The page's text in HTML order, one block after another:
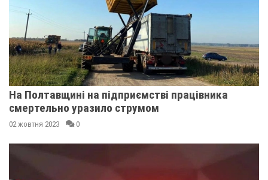
На Полтавщині на підприємстві працівника
смертельно уразило струмом
02 жовтня 2023 0